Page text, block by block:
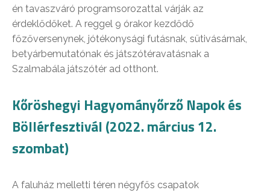
én tavaszváró programsorozattal várják az
érdeklődőket. A reggel 9 órakor kezdődő
főzőversenynek, jótékonysági futásnak, sütivásárnak,
betyárbemutatónak és játszótéravatásnak a
Szalmabála játszótér ad otthont.
Kőröshegyi Hagyományőrző Napok és
Böllérfesztivál (2022. március 12.
szombat)
A faluház melletti téren négyfős csapatok